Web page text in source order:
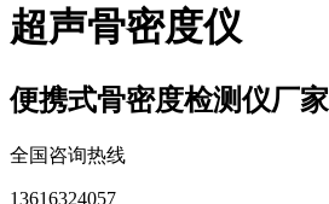
超声骨密度仪
便携式骨密度检测仪厂家
全国咨询热线
13616324057